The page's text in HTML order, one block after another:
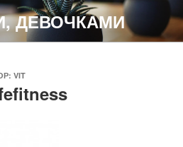
ДЕВОЧКАМИ
VIT